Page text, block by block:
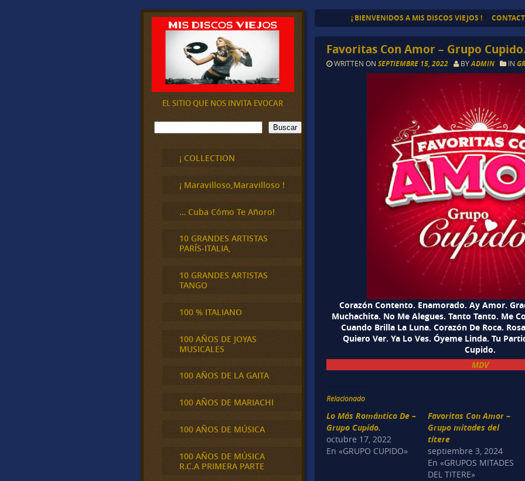
¡ BIENVENIDOS A MIS DISCOS VIEJOS !
Favoritas Con Amor – Grupo
WRITTEN ONSEPTIEMBRE 15, 2022 BYADMIN IN
Corazón Contento. Enamorado. Ay Amor.
Muchachita. No Me Alegues. Tanto Tanto. Me
Cuando Brilla La Luna. Corazón De Roca.
Quiero Ver. Ya Lo Ves. Óyeme Linda. Tu
Cupido.
MDV
Relacionado
Lo Más Romántico De –
Grupo Cupido.
octubre 17, 2022
En «GRUPO CUPIDO»
Favoritas Con Amor –
Grupo mitades del
títere
septiembre 3, 2024
En «GRUPOS MITADES
DEL TITERE»
EL SITIO QUE NOS INVITA EVOCAR
B
u
Buscar
¡ COLLECTION
¡ Maravilloso,Maravilloso !
… Cuba Cómo Te Añoro!
10 GRANDES ARTISTAS
PARÍS-ITALIA,
10 GRANDES ARTISTAS
TANGO
100 % ITALIANO
100 AÑOS DE JOYAS
MUSICALES
100 AÑOS DE LA GAITA
100 AÑOS DE MARIACHI
100 AÑOS DE MÚSICA
100 AÑOS DE MÚSICA
R.C.A PRIMERA PARTE